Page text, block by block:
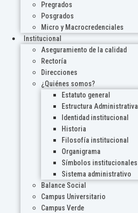
Pregrados
Posgrados
Micro y Macrocredenciales
Institucional
Aseguramiento de la calidad
Rectoría
Direcciones
¿Quiénes somos?
Estatuto general
Estructura Administrativa
Identidad institucional
Historia
Filosofía institucional
Organigrama
Símbolos institucionales
Sistema administrativo
Balance Social
Campus Universitario
Campus Verde